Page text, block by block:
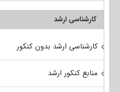
کارشناسی ارشد
کارشناسی ارشد بدون کنکور
منابع کنکور ارشد